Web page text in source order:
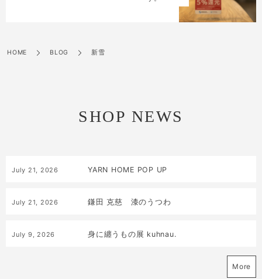
HOME BLOG 新雪
SHOP NEWS
July 21, 2026 YARN HOME POP UP
July 21, 2026 鎌田 克慈 漆のうつわ
July 9 , 2026 身に纏うもの展 kuhnau.
More